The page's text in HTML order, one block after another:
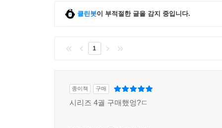
클린봇이 부적절한 글을 감지 중입니다.
1
종이책 구매
시리즈 4궐 구매했엉?ㄷ